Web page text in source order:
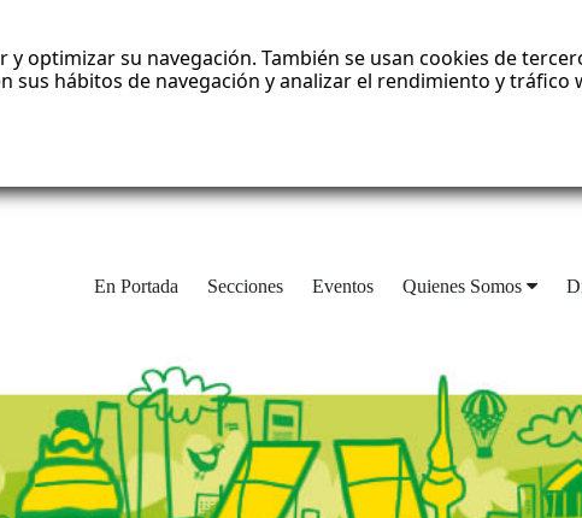
optimizar su navegación. También se usan cookies de
hábitos de navegación y analizar el rendimiento y tráfico
En Portada Secciones Eventos Quienes Somos